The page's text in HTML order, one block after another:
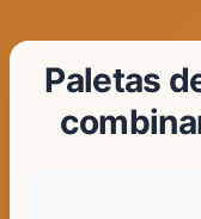
Paletas